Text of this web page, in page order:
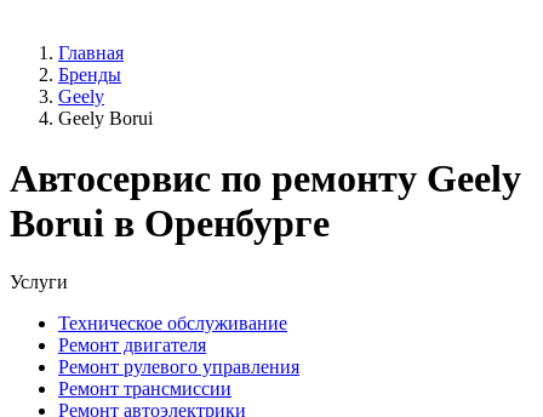
Главная
Бренды
Geely
Geely Borui
Автосервис по ремонту Geely
Borui в Оренбурге
Услуги
Техническое обслуживание
Ремонт двигателя
Ремонт рулевого управления
Ремонт трансмиссии
Ремонт автоэлектрики